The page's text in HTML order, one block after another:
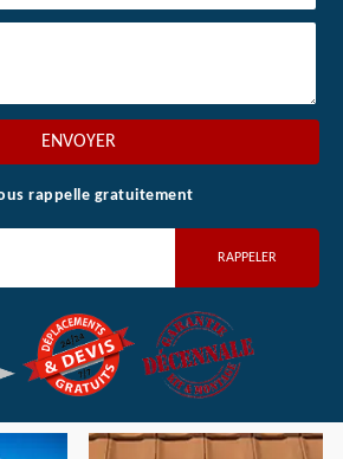
rappelle gratuitement